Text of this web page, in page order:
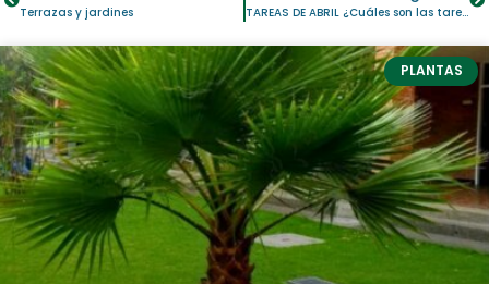
Terrazas y jardines TAREAS DE ABRIL ¿Cuáles son las tareas de este mes y qué puedes plantar?
PLANTAS